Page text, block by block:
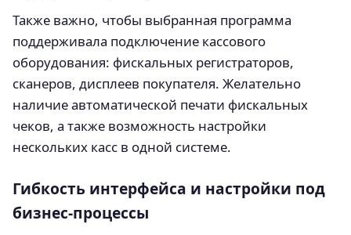
Также важно, чтобы выбранная программа
поддерживала подключение кассового
оборудования: фискальных регистраторов,
сканеров, дисплеев покупателя. Желательно
наличие автоматической печати фискальных
чеков, а также возможность настройки
нескольких касс в одной системе.
Гибкость интерфейса и настройки под
бизнес-процессы